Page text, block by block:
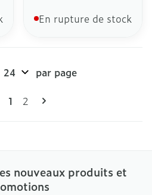
En rupture de stock
Pages
Vous lisez actuellement la
1 Page
2
par page
nouveaux produits et